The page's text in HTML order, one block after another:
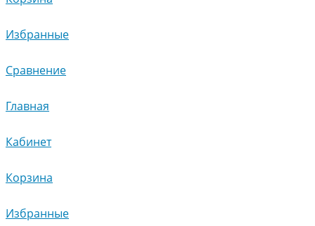
Избранные
Сравнение
Главная
Кабинет
Корзина
Избранные